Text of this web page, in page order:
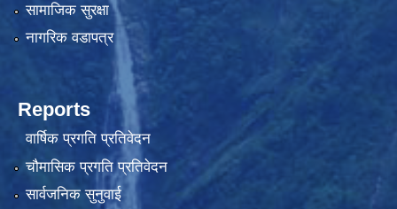
सामाजिक सुरक्षा
नागरिक वडापत्र
Reports
वार्षिक प्रगति प्रतिवेदन
चौमासिक प्रगति प्रतिवेदन
सार्वजनिक सुनुवाई